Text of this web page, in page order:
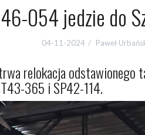
054 jedzie do
04-11-2024 Paweł
relokacja
365 i SP42-114.